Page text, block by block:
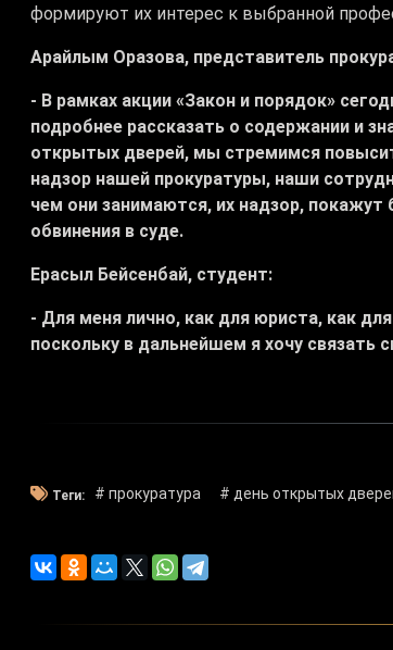
формируют их интерес к выбранной
Арайлым Оразова, представитель
- В рамках акции «Закон и порядок»
подробнее рассказать о содержании и
открытых дверей, мы стремимся
надзор нашей прокуратуры, наши
чем они занимаются, их надзор,
обвинения в суде.
Ерасыл Бейсенбай, студент:
- Для меня лично, как для юриста, как
поскольку в дальнейшем я хочу связать
Теги: # прокуратура # день открытых